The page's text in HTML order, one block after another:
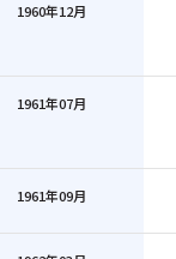
1960年12月
1961年07月
1961年09月